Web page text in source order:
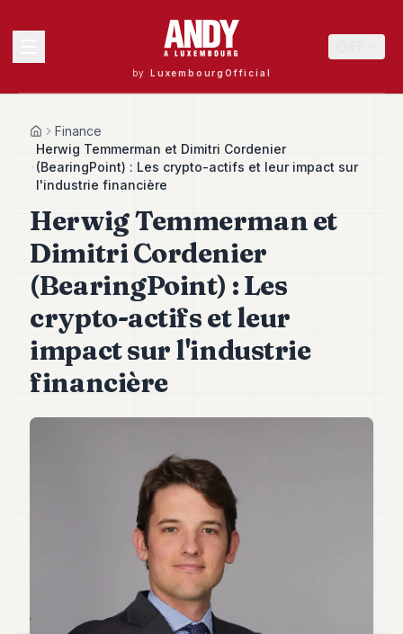
by LuxembourgOfficial
40
Andy
39
38
37
Andy
36
Andy
35
Andy
HomeFinance
Herwig Temmerman et Dimitri Cordenier
(BearingPoint) : Les crypto-actifs et leur impact sur
l'industrie financière
Herwig Temmerman et
Dimitri Cordenier
(BearingPoint) : Les
crypto-actifs et leur
impact sur l'industrie
financière